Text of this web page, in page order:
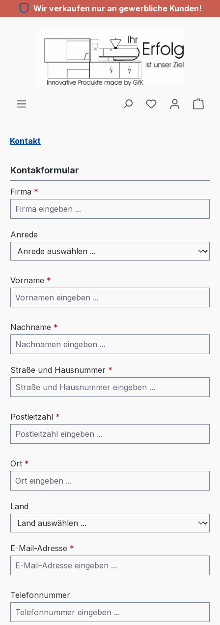
Zum Hauptinhalt springen
Wir verkaufen nur an gewerbliche Kunden!
Du hast 0
Kontakt
Kontakformular
Firma *
Anrede
Vorname *
Nachname *
Straße und Hausnummer *
Postleitzahl *
Ort *
Land
E-Mail-Adresse *
Telefonnummer